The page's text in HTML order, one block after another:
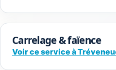
Carrelage & faïence
Voir ce service à